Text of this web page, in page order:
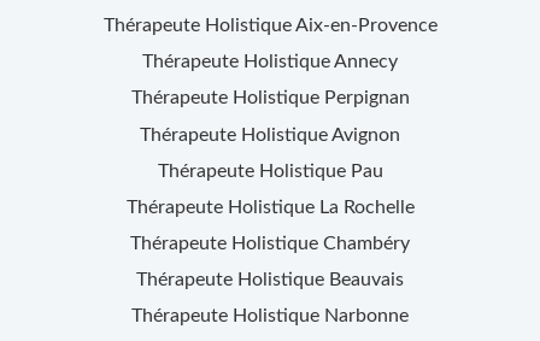
Thérapeute HolistiqueAix-en-Provence
Thérapeute HolistiqueAnnecy
Thérapeute Holistique Perpignan
Thérapeute HolistiqueAvignon
Thérapeute Holistique Pau
Thérapeute Holistique La Rochelle
Thérapeute Holistique Chambéry
Thérapeute Holistique Beauvais
Thérapeute Holistique Narbonne